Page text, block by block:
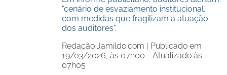
"cenário de esvaziamento institucional,
com medidas que fragilizam a atuação
dos auditores".
Redação Jamildo.com | Publicado em
19/03/2026, às 07h00 - Atualizado às
07h05